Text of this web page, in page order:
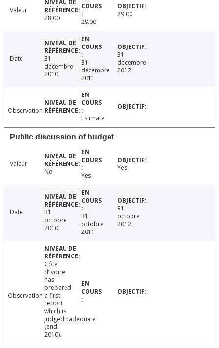
Valeur
28.00
29.00
29.00
Date
31
décembre
2010
31
décembre
2011
31
décembre
2012
Observation
Estimate
Public discussion of budget
Valeur
No
Yes
Yes
Date
31
octobre
2010
31
octobre
2011
31
octobre
2012
Observation
Côte
d’Ivoire
has
prepared
a first
report
which is
judgedinadequate
(end-
2010).